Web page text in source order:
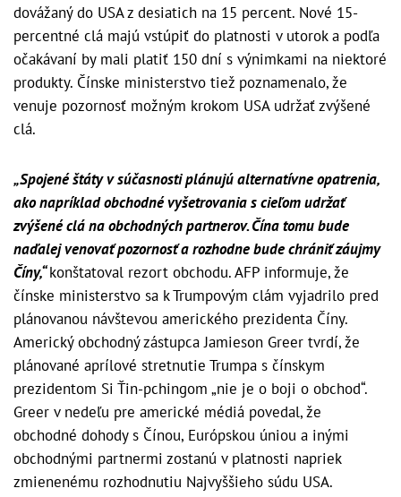
dovážaný do USA z desiatich na 15 percent. Nové 15-
percentné clá majú vstúpiť do platnosti v utorok a podľa
očakávaní by mali platiť 150 dní s výnimkami na niektoré
produkty. Čínske ministerstvo tiež poznamenalo, že
venuje pozornosť možným krokom USA udržať zvýšené
clá.
„Spojené štáty v súčasnosti plánujú alternatívne opatrenia,
ako napríklad obchodné vyšetrovania s cieľom udržať
zvýšené clá na obchodných partnerov. Čína tomu bude
naďalej venovať pozornosť a rozhodne bude chrániť záujmy
Číny,“konštatoval rezort obchodu. AFP informuje, že
čínske ministerstvo sa k Trumpovým clám vyjadrilo pred
plánovanou návštevou amerického prezidenta Číny.
Americký obchodný zástupca Jamieson Greer tvrdí, že
plánované aprílové stretnutie Trumpa s čínskym
prezidentom Si Ťin-pchingom „nie je o boji o obchod“.
Greer v nedeľu pre americké médiá povedal, že
obchodné dohody s Čínou, Európskou úniou a inými
obchodnými partnermi zostanú v platnosti napriek
zmienenému rozhodnutiu Najvyššieho súdu USA.